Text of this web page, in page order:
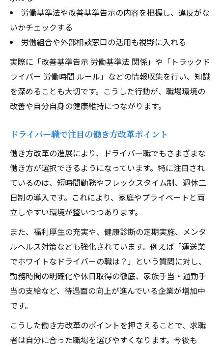
新基準に適応したドライバー企業の特徴と
は
解説
改善基準と労働基準法の違いを知るドライ
バー
ント
ドライバー労働環境の安定を掴むための実践法
ドライバーが安定した労働環境を得る方法
労働条件見直し時代のドライバー転職戦略
ドライバーが実践できる職場交渉術の基礎
安定勤務を叶えるドライバーの働き方改革
ドライバーが活用すべき最新労働条件情報
労働基準法や改善基準告示の内容を把握し、違反がな
いかチェックする
労働組合や外部相談窓口の活用も視野に入れる
実際に「改善基準告示 労働基準法 関係」や「トラックド
ライバー 労働時間 ルール」などの情報収集を行い、知識
を深めることも大切です。こうした行動が、職場環境の
改善や自分自身の健康維持につながります。
ドライバー職で注目の働き方改革ポイント
働き方改革の進展により、ドライバー職でもさまざまな
働き方が選択できるようになっています。特に注目され
ているのは、短時間勤務やフレックスタイム制、週休二
日制の導入です。これにより、家庭やプライベートと両
立しやすい環境が整いつつあります。
また、福利厚生の充実や、健康診断の定期実施、メンタ
ルヘルス対策なども強化されています。例えば「運送業
でホワイトなドライバーの職は？」という質問に対し、
勤務時間の明確化や休日取得の徹底、家族手当・通勤手
当の支給など、待遇面の向上が進んでいる企業が増加中
です。
こうした働き方改革のポイントを押さえることで、求職
者は自分に合った職場を選びやすくなります。今後も